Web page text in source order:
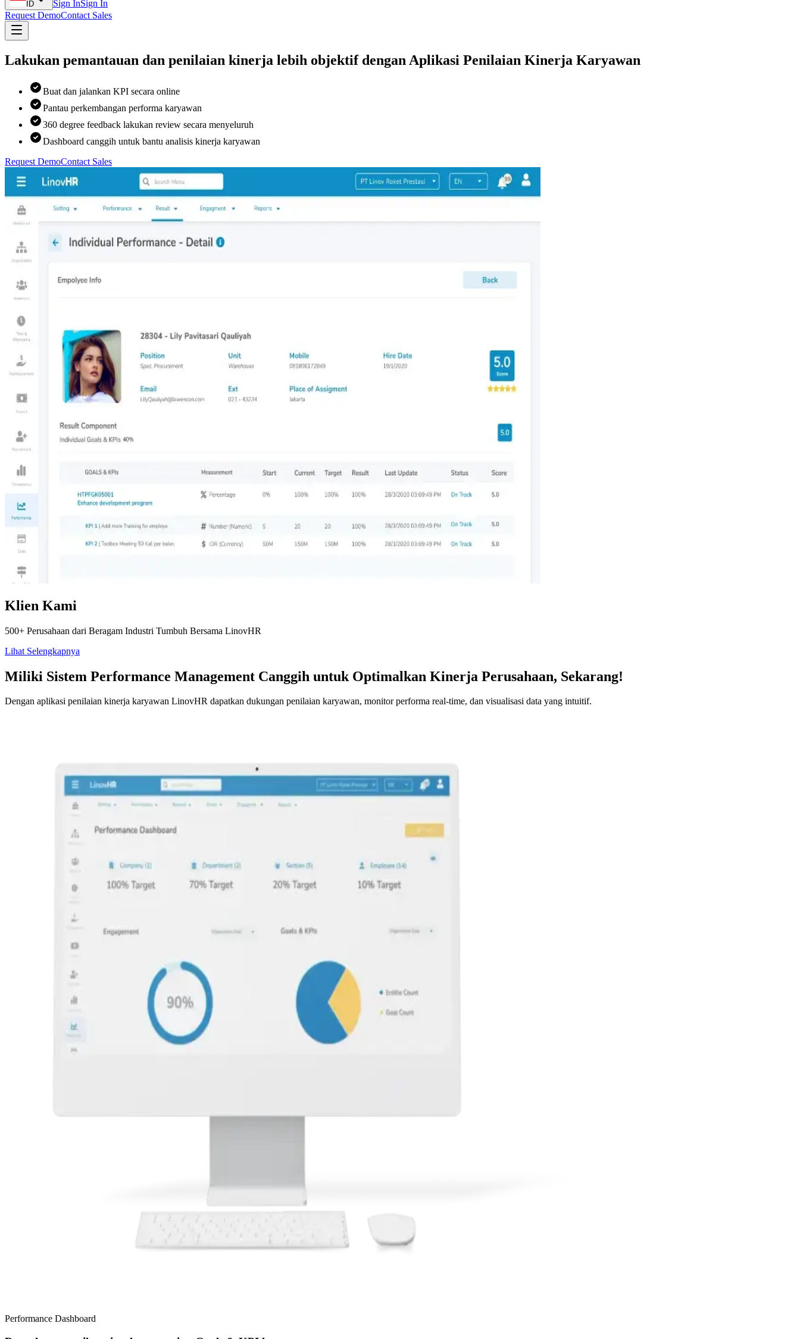
ID Sign InSign In
Request DemoContact Sales
Lakukan pemantauan dan penilaian kinerja lebih objektif dengan Aplikasi Penilaian Kinerja Karyawan
Buat dan jalankan KPI secara online
Pantau perkembangan performa karyawan
360 degree feedback lakukan review secara menyeluruh
Dashboard canggih untuk bantu analisis kinerja karyawan
Request DemoContact Sales
Klien Kami
500+ Perusahaan dari Beragam Industri Tumbuh Bersama LinovHR
Lihat Selengkapnya
Miliki Sistem Performance Management Canggih untuk Optimalkan Kinerja Perusahaan, Sekarang!
Dengan aplikasi penilaian kinerja karyawan LinovHR dapatkan dukungan penilaian karyawan, monitor performa real-time, dan visualisasi data yang intuitif.
Performance Dashboard